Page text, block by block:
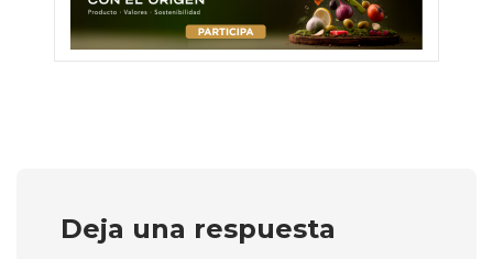
Deja una respuesta